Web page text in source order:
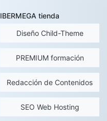
IBERMEGA tienda
Diseño Child-Theme
PREMIUM formación
Redacción de Contenidos
SEO Web Hosting